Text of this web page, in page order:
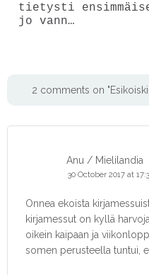
tietysti
jo vann…
2 comments on
Anu / Mielilandia
30 October 2017 at
Onnea ekoista
kirjamessut on kyllä
oikein kaipaan ja
somen perusteella tuntui,